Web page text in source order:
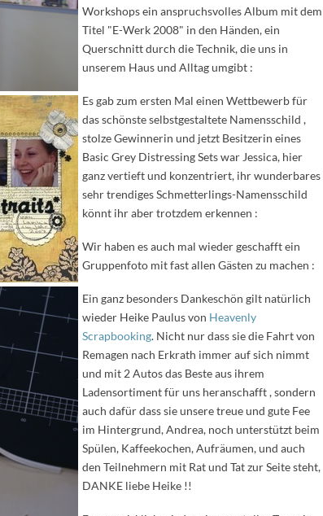
Workshops ein anspruchsvolles Album mit dem
Titel "E-Werk 2008" in den Händen, ein
Querschnitt durch die Technik, die uns in
unserem Haus und Alltag umgibt :
Es gab zum ersten Mal einen Wettbewerb für
das schönste selbstgestaltete Namensschild ,
stolze Gewinnerin und jetzt Besitzerin eines
Basic Grey Distressing Sets war Jessica, hier
ganz vertieft und konzentriert, ihr wunderbares
sehr trendiges Schmetterlings-Namensschild
könnt ihr aber trotzdem erkennen :
Wir haben es auch mal wieder geschafft ein
Gruppenfoto mit fast allen Gästen zu machen :
Ein ganz besonders Dankeschön gilt natürlich
wieder Heike Paulus von Heavenly
Scrapbooking. Nicht nur dass sie die Fahrt von
Remagen nach Erkrath immer auf sich nimmt
und mit 2 Autos das Beste aus ihrem
Ladensortiment für uns heranschafft , sondern
auch dafür dass sie unsere treue und gute Fee
im Hintergrund, Andrea, noch unterstützt beim
Spülen, Kaffeekochen, Aufräumen, und auch
den Teilnehmern mit Rat und Tat zur Seite steht,
DANKE liebe Heike !!